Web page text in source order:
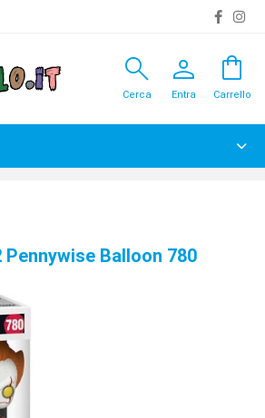
search
Cerca
person
Entra
shopping_bag
Carrello
Pennywise Balloon 780